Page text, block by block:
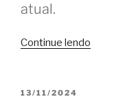
atual.
Continue lendo
PUBLICADO
13/11/2024